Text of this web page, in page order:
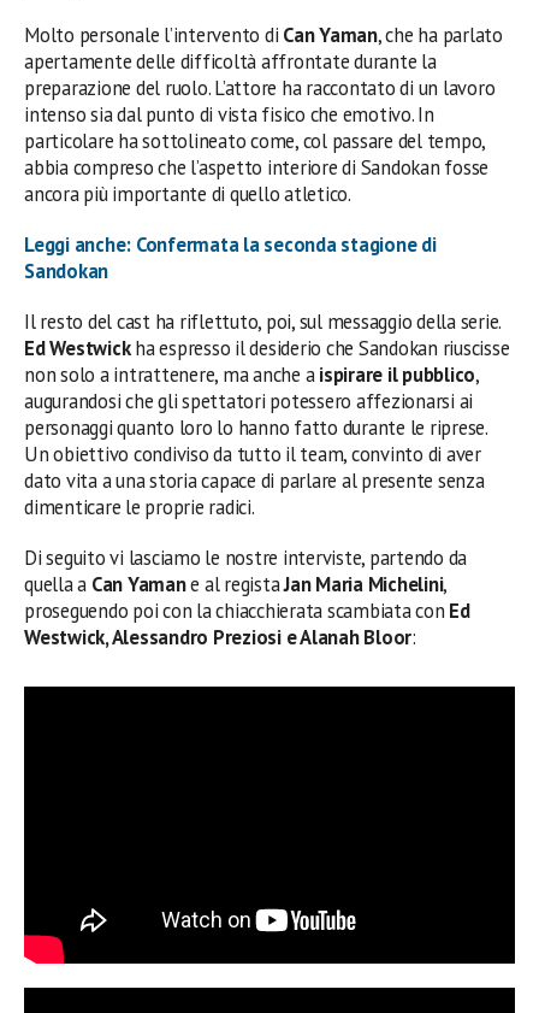
Molto personale l’intervento di Can Yaman, che ha parlato
apertamente delle difficoltà affrontate durante la
preparazione del ruolo. L’attore ha raccontato di un lavoro
intenso sia dal punto di vista fisico che emotivo. In
particolare ha sottolineato come, col passare del tempo,
abbia compreso che l’aspetto interiore di Sandokan fosse
ancora più importante di quello atletico.
Leggi anche: Confermata la seconda stagione di
Sandokan
Il resto del cast ha riflettuto, poi, sul messaggio della serie.
Ed Westwickha espresso il desiderio che Sandokan riuscisse
non solo a intrattenere, ma anche aispirare il pubblico,
augurandosi che gli spettatori potessero affezionarsi ai
personaggi quanto loro lo hanno fatto durante le riprese.
Un obiettivo condiviso da tutto il team, convinto di aver
dato vita a una storia capace di parlare al presente senza
dimenticare le proprie radici.
Di seguito vi lasciamo le nostre interviste, partendo da
quella a Can Yamane al registaJan Maria Michelini,
proseguendo poi con la chiacchierata scambiata con Ed
Westwick, Alessandro Preziosi e Alanah Bloor: